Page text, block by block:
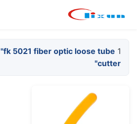
1 Results For
"fk 5021 fiber optic loose tube
cutter"